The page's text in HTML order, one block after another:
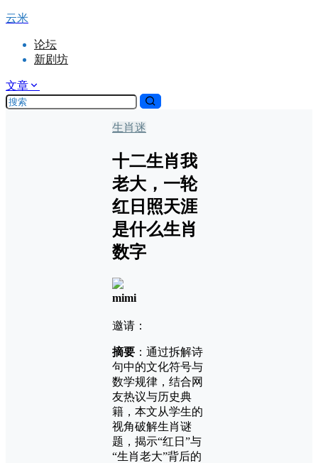
云米
论坛
新剧坊
文章
生肖迷
十二生肖我
老大，一轮
红日照天涯
是什么生肖
数字
mimi
邀请：
摘要 ：通过拆解诗
句中的文化符号与
数学规律，结合网
友热议与历史典
籍，本文从学生的
视角破解生肖谜
题，揭示“红日”与
“生肖老大”背后的